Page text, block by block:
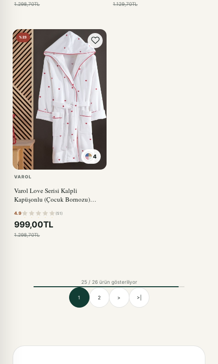
1.298,70TL 1.129,70TL
%23
4
VAROL
Varol Love Serisi Kalpli
Kapüşonlu (Çocuk Bornozu)
4.9 (51)
999,00TL
1.298,70TL
25 / 26 ürün gösteriliyor
1 2 > >|